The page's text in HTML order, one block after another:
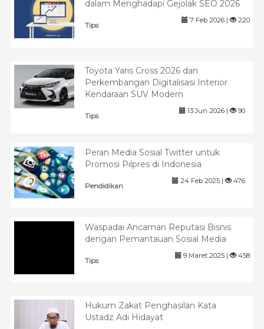
dalam Menghadapi Gejolak SEO 2026
Tips
7 Feb 2026 | 220
Toyota Yaris Cross 2026 dan
Perkembangan Digitalisasi Interior
Kendaraan SUV Modern
Tips
13 Jun 2026 | 90
Peran Media Sosial Twitter untuk
Promosi Pilpres di Indonesia
Pendidikan
24 Feb 2025 | 476
Waspadai Ancaman Reputasi Bisnis
dengan Pemantauan Sosial Media
Tips
9 Maret 2025 | 458
Hukum Zakat Penghasilan Kata
Ustadz Adi Hidayat